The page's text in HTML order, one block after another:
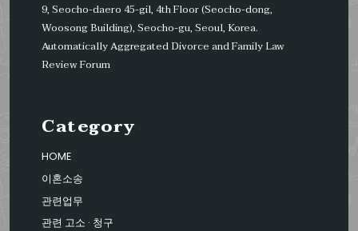
9, Seocho-daero 45-gil, 4th Floor (Seocho-dong,
Woosong Building), Seocho-gu, Seoul, Korea.
Automatically Aggregated Divorce and Family Law
Review Forum
Category
HOME
이혼소송
관련업무
관련 고소 · 청구